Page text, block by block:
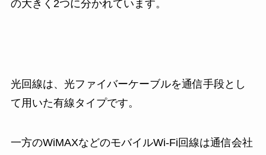
の大きく2つに分かれています。
光回線は、光ファイバーケーブルを通信手段とし
て用いた有線タイプです。
一方のWiMAXなどのモバイルWi-Fi回線は通信会社